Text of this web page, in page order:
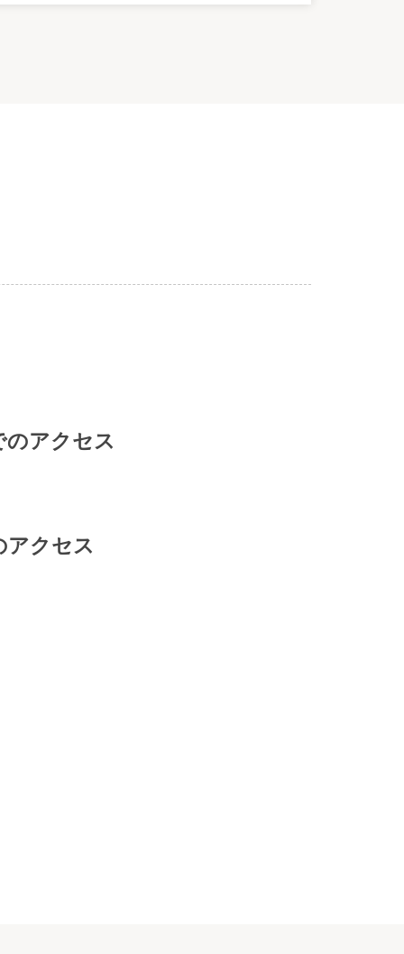
のアクセス
アクセス